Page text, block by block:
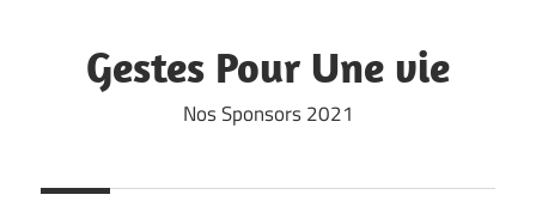
contentGestes Pour Une vie
Nos Sponsors 2021